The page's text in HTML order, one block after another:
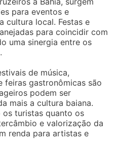
para eventos e
cultura local. Festas e
para coincidir com
uma sinergia entre os
de música,
feiras gastronômicas são
podem ser
mais a cultura baiana.
os turistas quanto os
e valorização da
renda para artistas e